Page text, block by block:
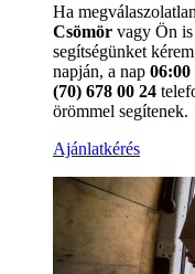
Ha
Csömör vagy Ön is
segítségünket
napján, a nap 06:00
(70) 678 00 24
örömmel segítenek.
Ajánlatkérés